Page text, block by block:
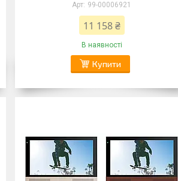
99-00006921
11 158 ₴
В наявності
Купити